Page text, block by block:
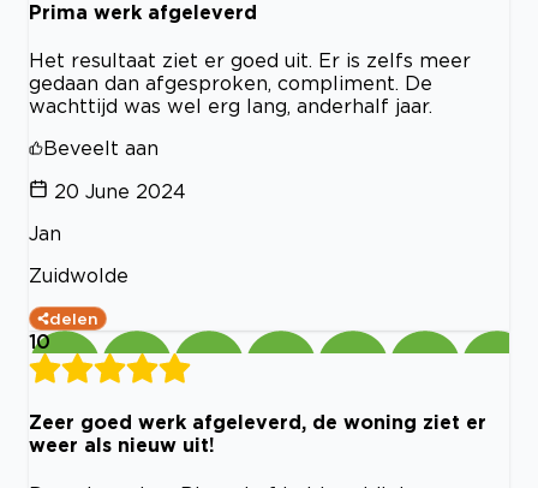
Prima werk afgeleverd
Het resultaat ziet er goed uit. Er is zelfs meer
gedaan dan afgesproken, compliment. De
wachttijd was wel erg lang, anderhalf jaar.
Beveelt aan
20 June 2024
Jan
Zuidwolde
delen
10
Zeer goed werk afgeleverd, de woning ziet er
weer als nieuw uit!